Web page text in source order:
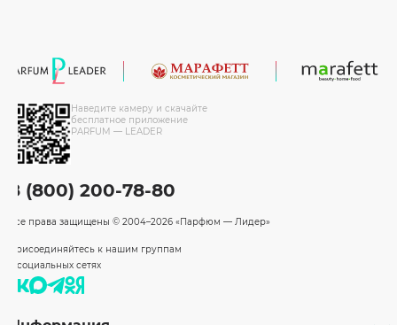
Наведите камеру и скачайте
бесплатное приложение
PARFUM — LEADER
8 (800) 200-78-80
Все права защищены © 2004–2026 «Парфюм — Лидер»
Присоединяйтесь к нашим группам
в социальных сетях